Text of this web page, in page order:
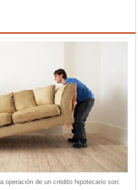
operación de un crédito hipotecario son: